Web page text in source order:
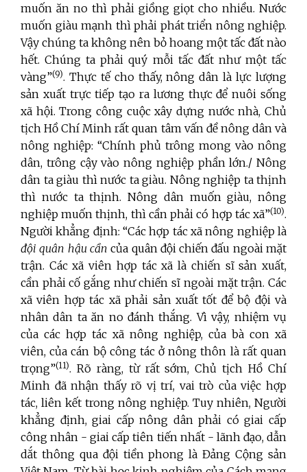
muốn ăn no thì phải giồng giọt cho nhiều. Nước
muốn giàu mạnh thì phải phát triển nông nghiệp.
Vậy chúng ta không nên bỏ hoang một tấc đất nào
hết. Chúng ta phải quý mỗi tấc đất như một tấc
vàng”(9). Thực tế cho thấy, nông dân là lực lượng
sản xuất trực tiếp tạo ra lương thực để nuôi sống
xã hội. Trong công cuộc xây dựng nước nhà, Chủ
tịch Hồ Chí Minh rất quan tâm vấn đề nông dân và
nông nghiệp: “Chính phủ trông mong vào nông
dân, trông cậy vào nông nghiệp phần lớn./ Nông
dân ta giàu thì nước ta giàu. Nông nghiệp ta thịnh
thì nước ta thịnh. Nông dân muốn giàu, nông
nghiệp muốn thịnh, thì cần phải có hợp tác xã”(10).
Người khẳng định: “Các hợp tác xã nông nghiệp là
đội quân hậu cần của quân đội chiến đấu ngoài mặt
trận. Các xã viên hợp tác xã là chiến sĩ sản xuất,
cần phải cố gắng như chiến sĩ ngoài mặt trận. Các
xã viên hợp tác xã phải sản xuất tốt để bộ đội và
nhân dân ta ăn no đánh thắng. Vì vậy, nhiệm vụ
của các hợp tác xã nông nghiệp, của bà con xã
viên, của cán bộ công tác ở nông thôn là rất quan
trọng”(11). Rõ ràng, từ rất sớm, Chủ tịch Hồ Chí
Minh đã nhận thấy rõ vị trí, vai trò của việc hợp
tác, liên kết trong nông nghiệp. Tuy nhiên, Người
khẳng định, giai cấp nông dân phải có giai cấp
công nhân - giai cấp tiên tiến nhất - lãnh đạo, dẫn
dắt thông qua đội tiền phong là Đảng Cộng sản